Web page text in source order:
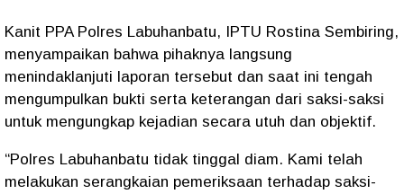
Kanit PPA Polres Labuhanbatu, IPTU Rostina Sembiring,
menyampaikan bahwa pihaknya langsung
menindaklanjuti laporan tersebut dan saat ini tengah
mengumpulkan bukti serta keterangan dari saksi-saksi
untuk mengungkap kejadian secara utuh dan objektif.
“Polres Labuhanbatu tidak tinggal diam. Kami telah
melakukan serangkaian pemeriksaan terhadap saksi-